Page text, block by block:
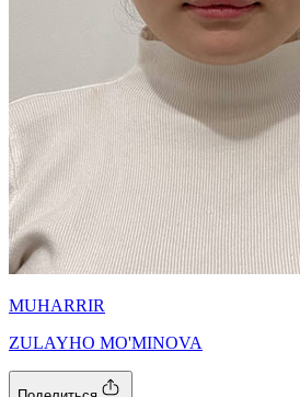
MUHARRIR
ZULAYHO MO'MINOVA